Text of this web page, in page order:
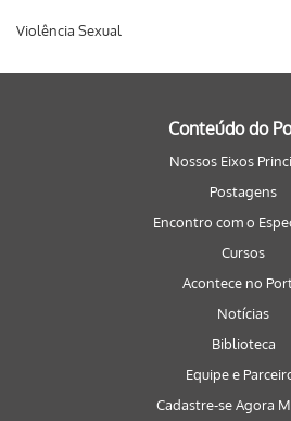
Violência Sexual
Conteúdo do
Nossos Eixos
Postagens
Encontro com o
Cursos
Acontece no
Notícias
Biblioteca
Equipe e
Cadastre-se Agora